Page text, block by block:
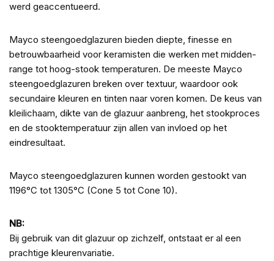
werd geaccentueerd.
Mayco steengoedglazuren bieden diepte, finesse en
betrouwbaarheid voor keramisten die werken met midden-
range tot hoog-stook temperaturen. De meeste Mayco
steengoedglazuren breken over textuur, waardoor ook
secundaire kleuren en tinten naar voren komen. De keus van
kleilichaam, dikte van de glazuur aanbreng, het stookproces
en de stooktemperatuur zijn allen van invloed op het
eindresultaat.
Mayco steengoedglazuren kunnen worden gestookt van
1196°C tot 1305°C (Cone 5 tot Cone 10).
NB:
Bij gebruik van dit glazuur op zichzelf, ontstaat er al een
prachtige kleurenvariatie.